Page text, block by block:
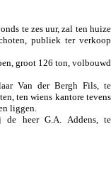
te zes uur, zal ten huize
publiek ter verkoop
groot 126 ton, volbouwd
Van der Bergh Fils, te
ten wiens kantore tevens
liggen.
heer G.A. Addens, te